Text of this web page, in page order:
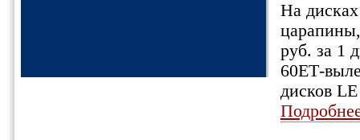
На
руб. за 1
60ЕТ-
дисков